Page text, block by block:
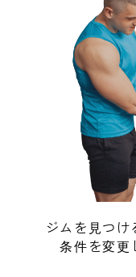
ジムを見つけ
条件を変更